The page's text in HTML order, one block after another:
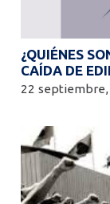
¿QUIÉNES
CAÍDA DE
22 septiembre,